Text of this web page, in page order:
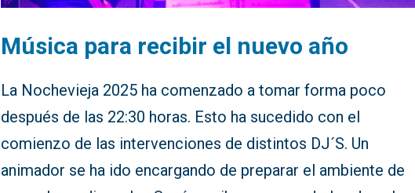
Música para recibir el nuevo año
La Nochevieja 2025 ha comenzado a tomar forma poco
después de las 22:30 horas. Esto ha sucedido con el
comienzo de las intervenciones de distintos DJ´S. Un
animador se ha ido encargando de preparar el ambiente de